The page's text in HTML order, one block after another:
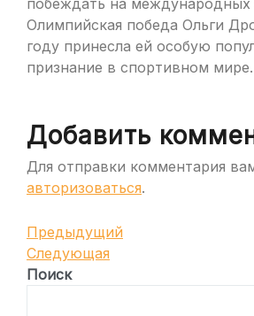
побеждать на международных
Олимпийская победа Ольги
году принесла ей особую
признание в спортивном мире.
Добавить
Для отправки комментария
авторизоваться.
Навигация
по
записям
Предыдущая
запись
Предыдущий
Следующая
запись
Следующая
Поиск